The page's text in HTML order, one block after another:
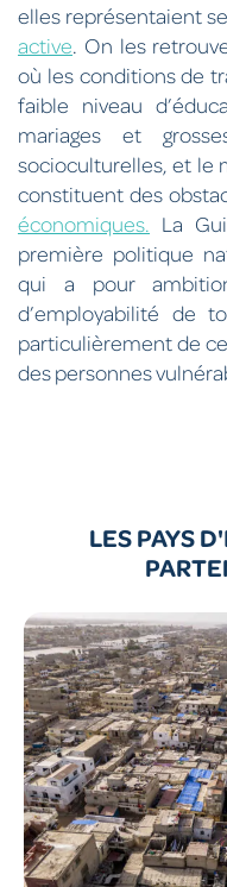
elles représentaient
active. On les
où les conditions de
faible niveau
mariages et
socioculturelles, et le
constituent des
économiques. La
première politique
qui a pour
d’employabilité de
particulièrement de
des personnes
LES PAYS